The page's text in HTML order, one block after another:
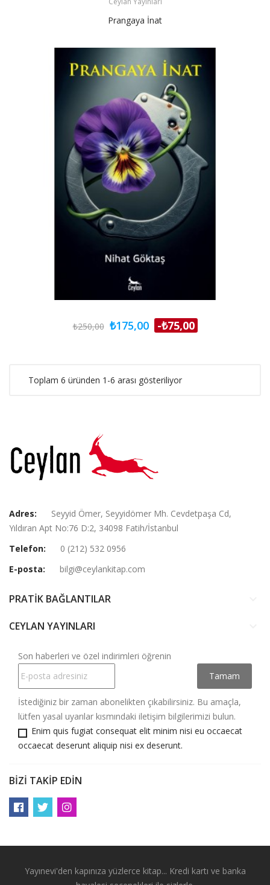
Prangaya İnat
₺250,00 ₺175,00 -₺75,00
Toplam 6 üründen 1-6 arası gösteriliyor
Adres:
Seyyid Ömer, Seyyidömer Mh. Cevdetpaşa Cd,
Yıldıran Apt No:76 D:2, 34098 Fatih/İstanbul
Telefon:
0 (212) 532 0956
E-posta:
bilgi@ceylankitap.com
PRATİK BAĞLANTILAR
CEYLAN YAYINLARI
Son haberleri ve özel indirimleri öğrenin
İstediğiniz bir zaman abonelikten çıkabilirsiniz. Bu amaçla,
lütfen yasal uyarılar kısmındaki iletişim bilgilerimizi bulun.
Enim quis fugiat consequat elit minim nisi eu occaecat
occaecat deserunt aliquip nisi ex deserunt.
BIZI TAKIP EDIN
Yayınevi'den kapınıza yüzlerce kitap... Kredi kartı ve banka